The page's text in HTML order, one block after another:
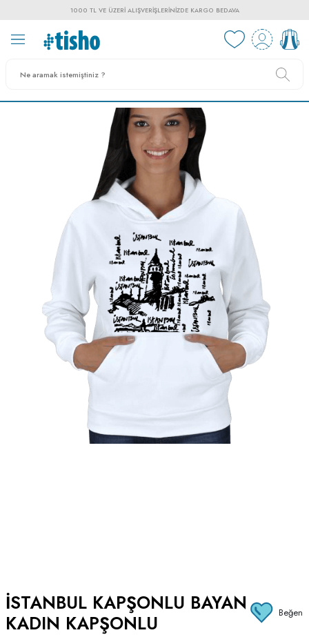
1000 TL VE ÜZERI ALIŞVERIŞLERINIZDE KARGO BEDAVA
İSTANBUL KAPŞONLU BAYAN
KADIN KAPŞONLU
Beğen